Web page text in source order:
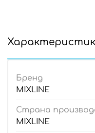
Бренд
MIXLINE
Страна
MIXLINE